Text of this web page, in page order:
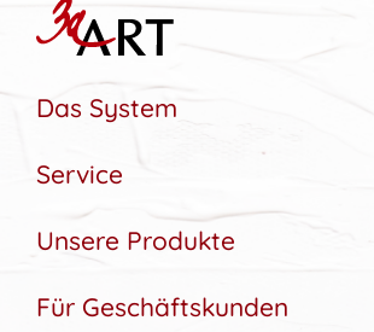
Das System
Das Wechselbildsystem
Nachhaltigkeit
Bildergalerie
Service
Hilfe & Kontakt
Unsere Produkte
Akustikbilder
Für Geschäftskunden